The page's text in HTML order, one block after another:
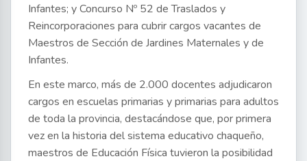
Infantes; y Concurso Nº 52 de Traslados y
Reincorporaciones para cubrir cargos vacantes de
Maestros de Sección de Jardines Maternales y de
Infantes.
En este marco, más de 2.000 docentes adjudicaron
cargos en escuelas primarias y primarias para adultos
de toda la provincia, destacándose que, por primera
vez en la historia del sistema educativo chaqueño,
maestros de Educación Física tuvieron la posibilidad